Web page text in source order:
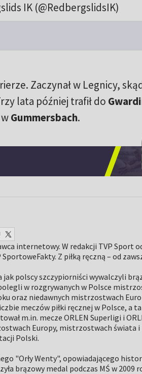
IK (@RedbergslidsIK)
Zaczynał w Legnicy,
lata później trafił do
Gummersbach.
internetowy. W redakcji TVP Sport
Z piłką ręczną – od
jak polscy szczypiorniści wywalczyli
w rozgrywanych w Polsce
oraz niedawnych mistrzostwach
meczów piłki ręcznej w Polsce, a
m.in. mecze ORLEN Superligi i
Europy, mistrzostwach świata
Polski.
"Orły Wenty", opowiadającego
brązowy medal podczas MŚ w 2009